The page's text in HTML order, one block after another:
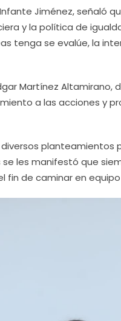
Jiménez, señaló
y la política de
tenga se evalúe, la
Martínez
a las acciones y
se les manifestó que
de caminar en